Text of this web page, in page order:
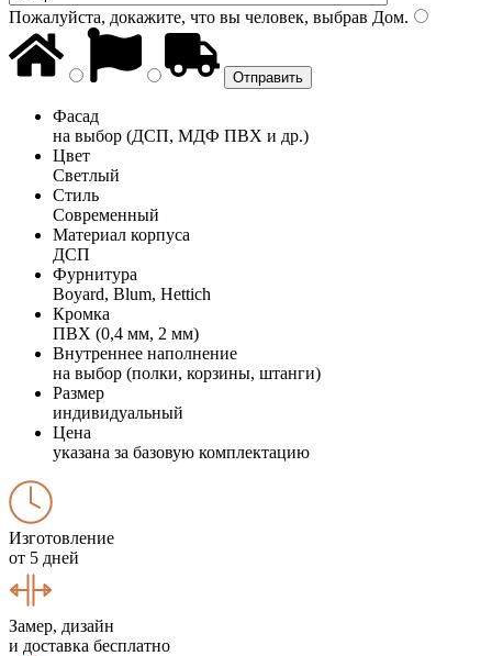
Пожалуйста, докажите, что вы человек, выбрав Дом.
Фасад
на выбор (ДСП, МДФ ПВХ и др.)
Цвет
Светлый
Стиль
Современный
Материал корпуса
ДСП
Фурнитура
Boyard, Blum, Hettich
Кромка
ПВХ (0,4 мм, 2 мм)
Внутреннее наполнение
на выбор (полки, корзины, штанги)
Размер
индивидуальный
Цена
указана за базовую комплектацию
Изготовление
от 5 дней
Замер, дизайн
и доставка бесплатно